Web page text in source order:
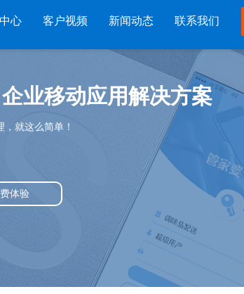
药械
匹
管家婆全渠道
SAAS
管家婆云ERP
管家婆易会员
移动应用
管家婆物联通手机
物联通WMS
手持开单PDA
物联通果易
美迪数据通
管家婆掌上工厂
心 客户视频 新闻动态 联系我们
业移动应用解决方案
，就这么简单！
体验